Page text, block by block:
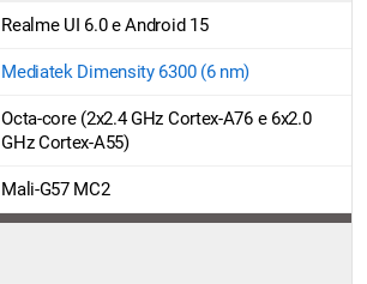
Realme UI 6.0 e Android 15
Mediatek Dimensity 6300 (6 nm)
Octa-core (2x2.4 GHz Cortex-A76 e 6x2.0
GHz Cortex-A55)
Mali-G57 MC2